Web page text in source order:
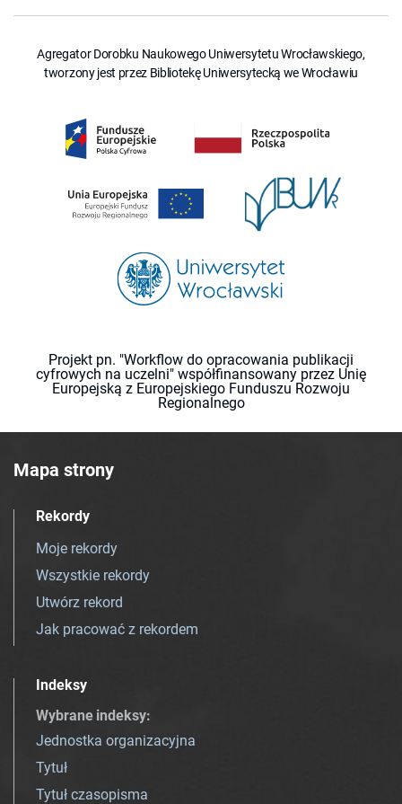
Agregator Dorobku Naukowego Uniwersytetu Wrocławskiego,
tworzony jest przez Bibliotekę Uniwersytecką we Wrocławiu
Projekt pn. "Workflow do opracowania publikacji
cyfrowych na uczelni" współfinansowany przez Unię
Europejską z Europejskiego Funduszu Rozwoju
Regionalnego
Mapa strony
Rekordy
Moje rekordy
Wszystkie rekordy
Utwórz rekord
Jak pracować z rekordem
Indeksy
Wybrane indeksy:
Jednostka organizacyjna
Tytuł
Tytuł czasopisma